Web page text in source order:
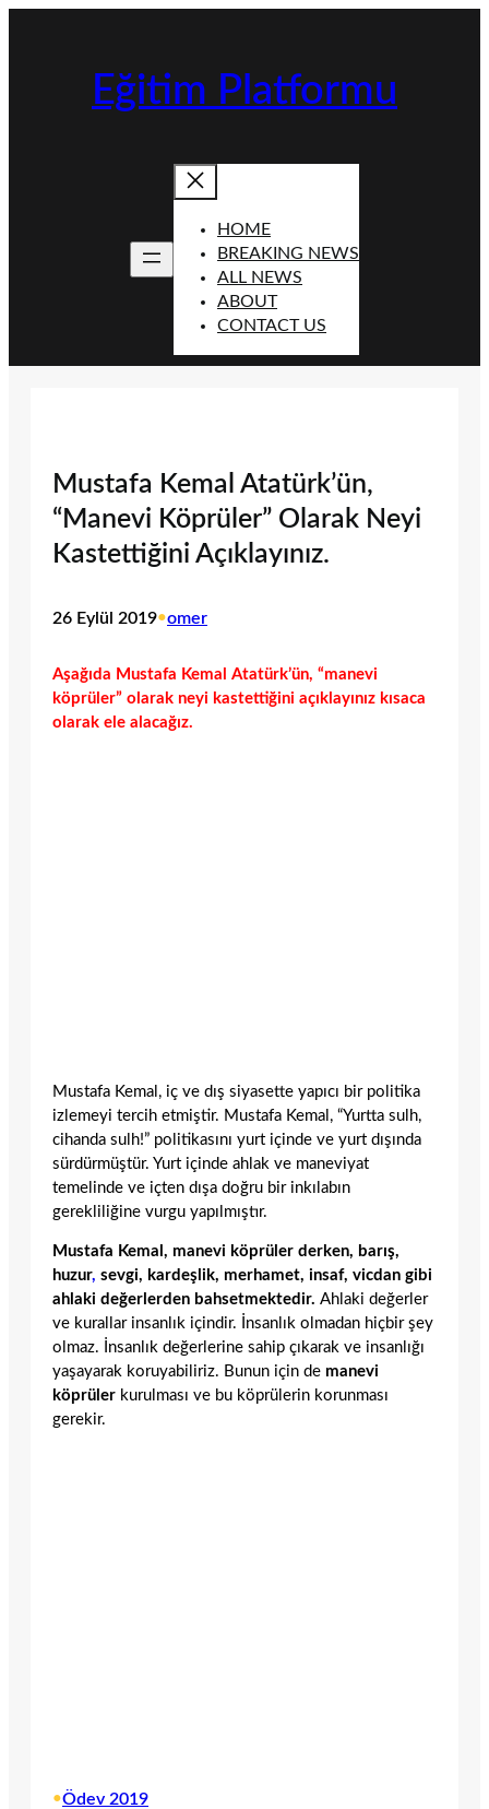
Eğitim Platformu
HOME
BREAKING NEWS
ALL NEWS
ABOUT
CONTACT US
Mustafa Kemal Atatürk’ün,
“Manevi Köprüler” Olarak Neyi
Kastettiğini Açıklayınız.
26 Eylül 2019•omer
Aşağıda Mustafa Kemal Atatürk’ün, “manevi
köprüler” olarak neyi kastettiğini açıklayınız kısaca
olarak ele alacağız.
Mustafa Kemal, iç ve dış siyasette yapıcı bir politika
izlemeyi tercih etmiştir. Mustafa Kemal, “Yurtta sulh,
cihanda sulh!” politikasını yurt içinde ve yurt dışında
sürdürmüştür. Yurt içinde ahlak ve maneviyat
temelinde ve içten dışa doğru bir inkılabın
gerekliliğine vurgu yapılmıştır.
Mustafa Kemal, manevi köprüler derken, barış,
huzur, sevgi, kardeşlik, merhamet, insaf, vicdan gibi
ahlaki değerlerden bahsetmektedir. Ahlaki değerler
ve kurallar insanlık içindir. İnsanlık olmadan hiçbir şey
olmaz. İnsanlık değerlerine sahip çıkarak ve insanlığı
yaşayarak koruyabiliriz. Bunun için de manevi
köprüler kurulması ve bu köprülerin korunması
gerekir.
•Ödev 2019